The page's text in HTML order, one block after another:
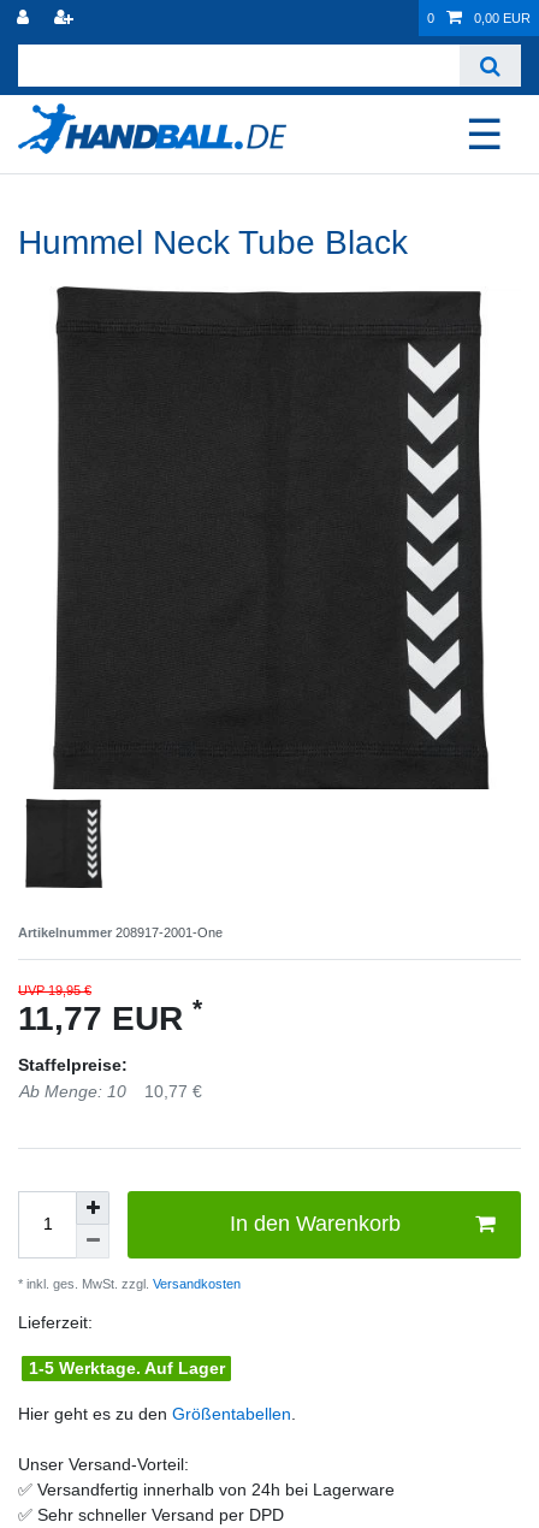
0 0,00 EUR
☰
Hummel Neck Tube Black
Artikelnummer 208917-2001-One
UVP 19,95 €
11,77 EUR *
Staffelpreise:
Ab Menge: 10
10,77 €
In den Warenkorb
* inkl. ges. MwSt. zzgl. Versandkosten
Lieferzeit:
1-5 Werktage. Auf Lager
Hier geht es zu den Größentabellen
Unser Versand-Vorteil:
✅ Versandfertig innerhalb von 24h bei Lagerware
✅ Sehr schneller Versand per DPD